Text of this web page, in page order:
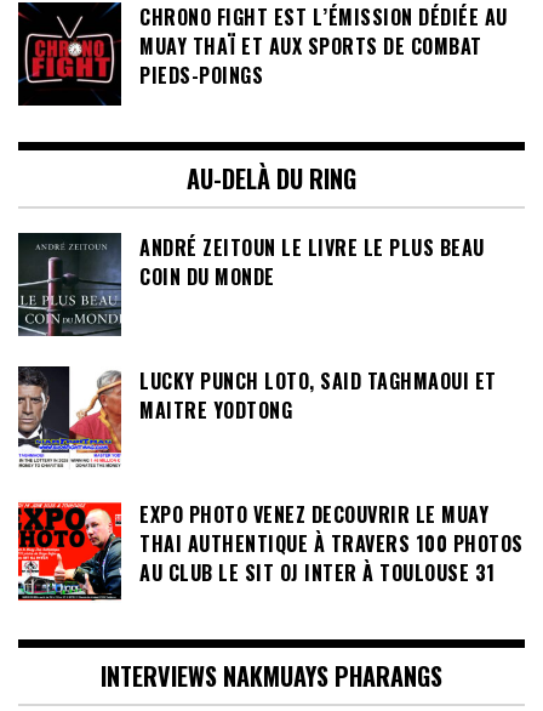
CHRONO FIGHT EST L’ÉMISSION DÉDIÉE AU
MUAY THAÏ ET AUX SPORTS DE COMBAT
PIEDS-POINGS
AU-DELÀ DU RING
ANDRÉ ZEITOUN LE LIVRE LE PLUS BEAU
COIN DU MONDE
LUCKY PUNCH LOTO, SAID TAGHMAOUI ET
MAITRE YODTONG
EXPO PHOTO VENEZ DECOUVRIR LE MUAY
THAI AUTHENTIQUE À TRAVERS 100 PHOTOS
AU CLUB LE SIT OJ INTER À TOULOUSE 31
INTERVIEWS NAKMUAYS PHARANGS